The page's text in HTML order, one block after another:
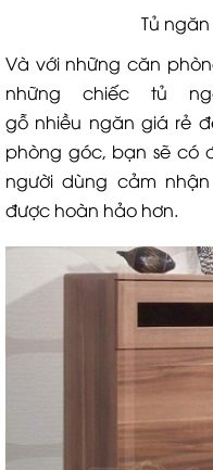
Tủ ngăn
Và với những căn
những chiếc tủ
gỗ nhiều ngăn giá rẻ
phòng góc, bạn sẽ có
người dùng cảm
được hoàn hảo hơn.